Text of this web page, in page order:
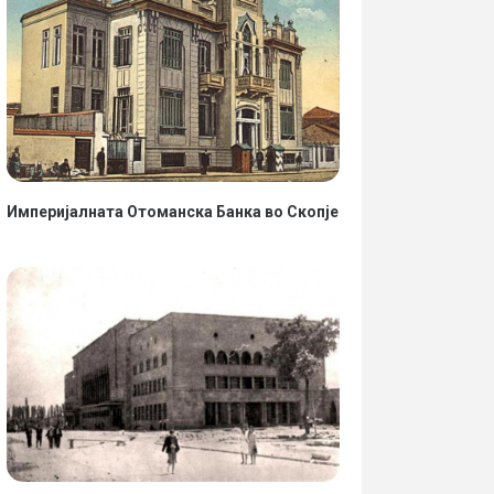
Империјалната Отоманска Банка во Скопје